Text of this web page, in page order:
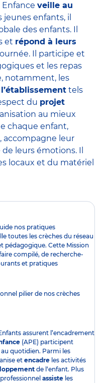
Enfance veille au
jeunes enfants, il
des enfants. Il
et répond à leurs
Il participe et
et les repas
notamment, les
l’établissement tels
du projet
au mieux
chaque enfant,
accompagne leur
leurs émotions. Il
locaux et du matériel
nos pratiques
toutes les crèches du réseau
pédagogique. Cette Mission
compilé, de recherche-
et pratiques
pilier de nos crèches
assurent l’encadrement
(APE) participent
quotidien. Parmi les
et encadre les activités
de l‘enfant. Plus
assiste les